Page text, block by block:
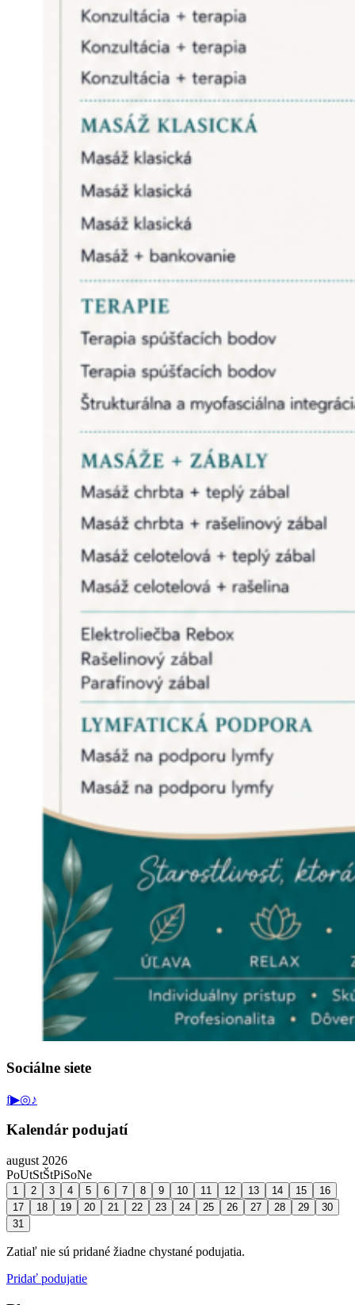
Sociálne siete
f▶◎♪
Kalendár podujatí
august 2026
PoUtStŠtPiSoNe
1 2 3 4 5 6 7 8 9 10 11 12 13 14 15
16
17
18 19 20 21 22 23 24 25 26 27 28 29
30
31
Zatiaľ nie sú pridané žiadne chystané podujatia.
Pridať podujatie